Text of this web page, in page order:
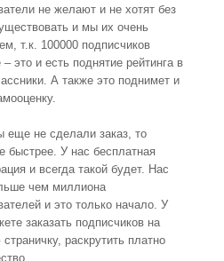
не желают и не хотят без
и мы их очень
т.к. 100000 подписчиков
– это и есть поднятие рейтинга в
А также это поднимет и
еще не сделали заказ, то
быстрее. У нас бесплатная
и всегда такой будет. Нас
чем миллиона
и это только начало. У
заказать подписчиков на
раскрутить платно